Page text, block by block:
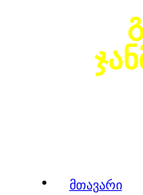
მთავარი